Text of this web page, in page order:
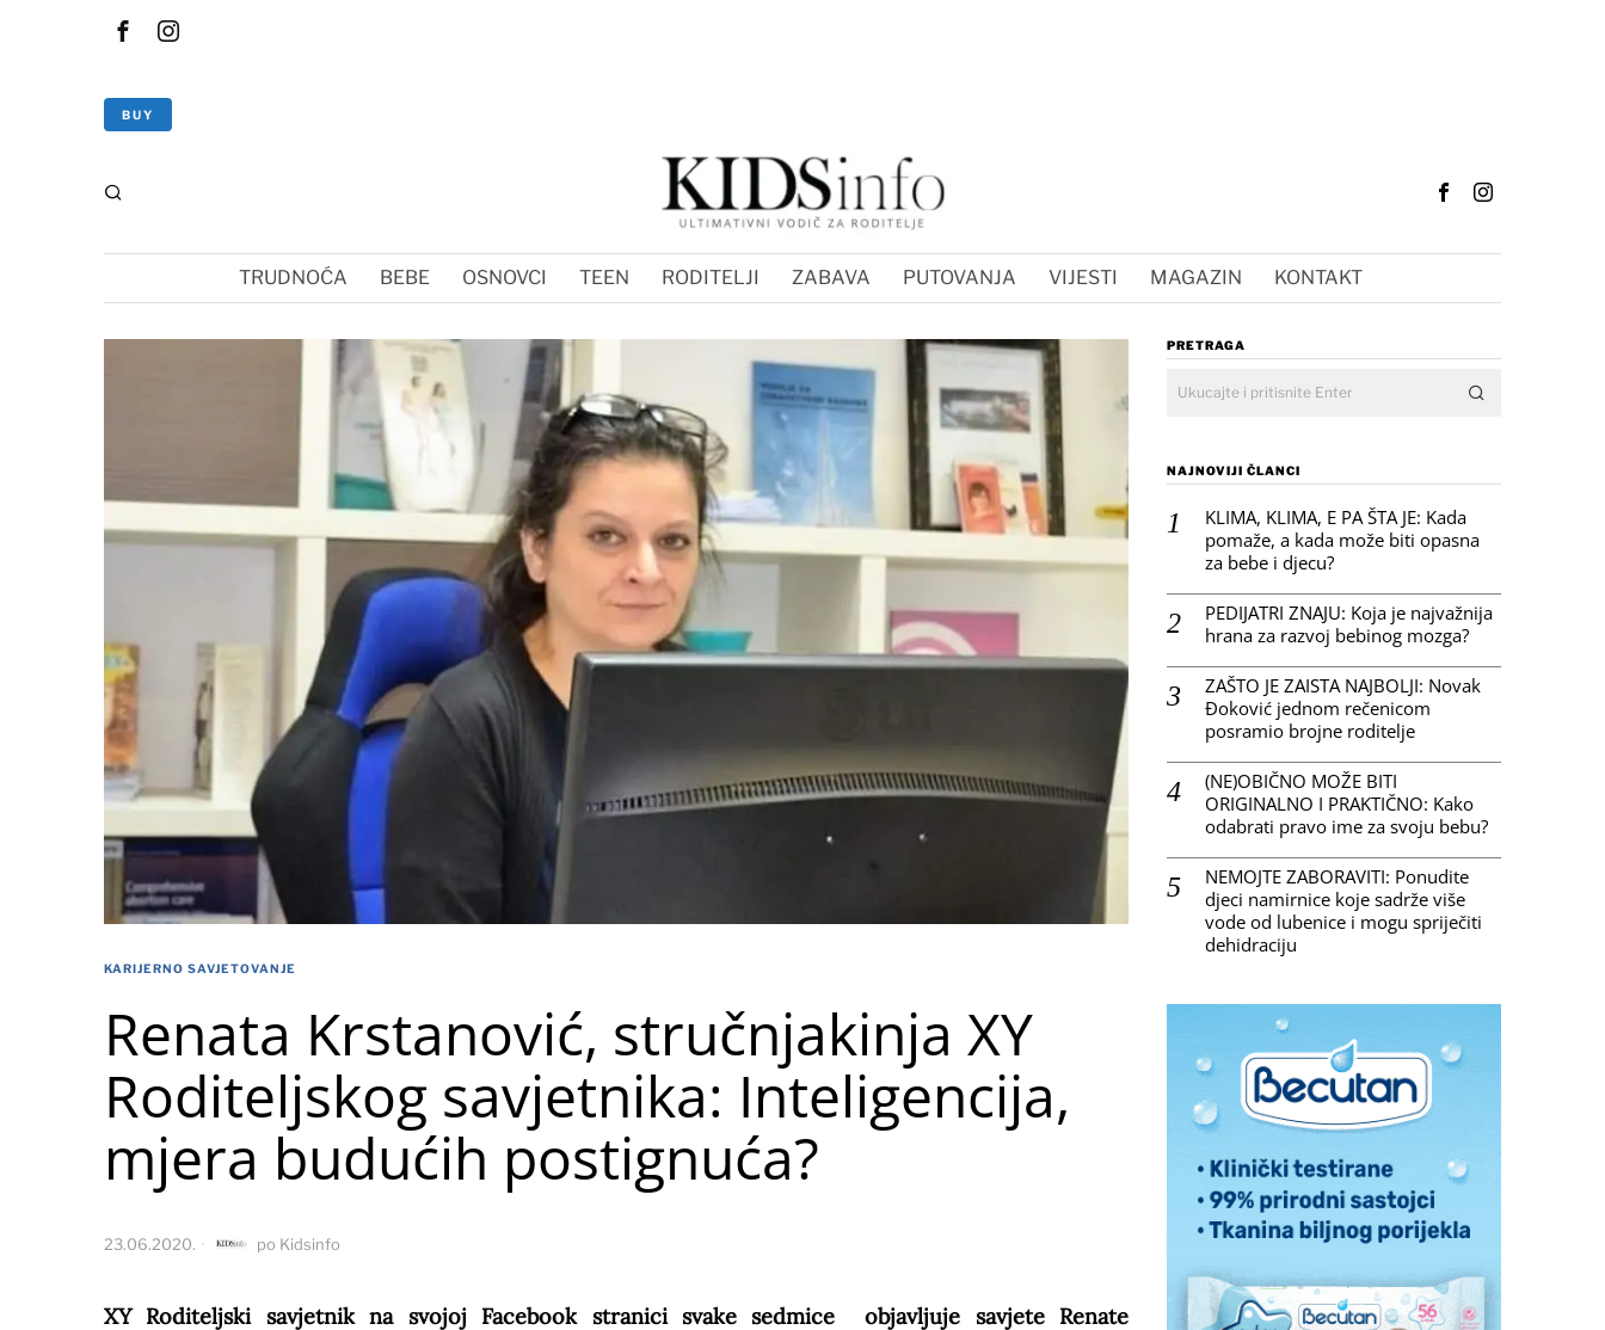
BUY
TRUDNOĆA BEBE OSNOVCI TEEN RODITELJI ZABAVA PUTOVANJA VIJESTI MAGAZIN KONTAKT
KARIJERNO SAVJETOVANJE
Renata Krstanović, stručnjakinja XY
Roditeljskog savjetnika: Inteligencija,
mjera budućih postignuća?
23.06.2020. po Kidsinfo
XY Roditeljski savjetnik na svojoj Facebook stranici svake sedmice objavljuje savjete Renate
PRETRAGA
NAJNOVIJI ČLANCI
KLIMA, KLIMA, E PA ŠTA JE: Kada
pomaže, a kada može biti opasna
za bebe i djecu?
PEDIJATRI ZNAJU: Koja je najvažnija
hrana za razvoj bebinog mozga?
ZAŠTO JE ZAISTA NAJBOLJI: Novak
Đoković jednom rečenicom
posramio brojne roditelje
(NE)OBIČNO MOŽE BITI
ORIGINALNO I PRAKTIČNO: Kako
odabrati pravo ime za svoju bebu?
NEMOJTE ZABORAVITI: Ponudite
djeci namirnice koje sadrže više
vode od lubenice i mogu spriječiti
dehidraciju